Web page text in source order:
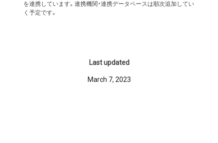
を連携しています。連携機関・連携データベースは順次追加してい
く予定です。
Last updated
March 7, 2023